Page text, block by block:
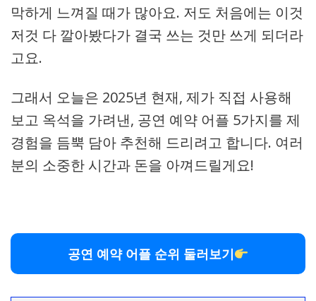
막하게 느껴질 때가 많아요. 저도 처음에는 이것
저것 다 깔아봤다가 결국 쓰는 것만 쓰게 되더라
고요.
그래서 오늘은 2025년 현재, 제가 직접 사용해
보고 옥석을 가려낸, 공연 예약 어플 5가지를 제
경험을 듬뿍 담아 추천해 드리려고 합니다. 여러
분의 소중한 시간과 돈을 아껴드릴게요!
공연 예약 어플 순위 둘러보기